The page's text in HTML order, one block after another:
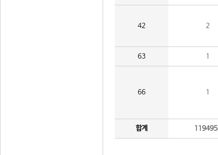
42 2
63 1
66 1
합계